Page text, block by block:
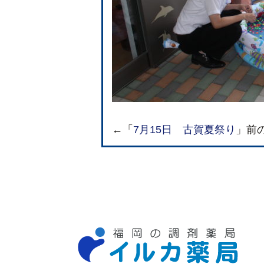
←「 7月15日 古賀夏祭り 」